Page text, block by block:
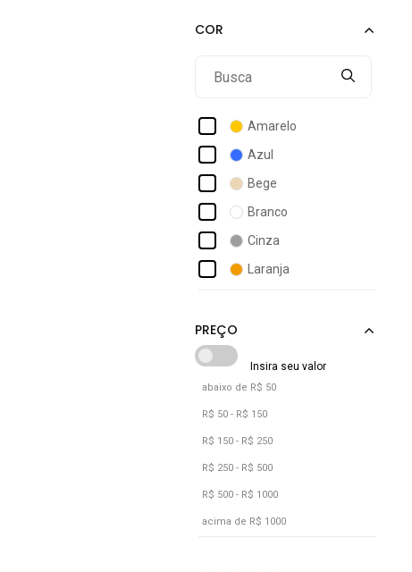
Amo Calçados
Amarelo
Azul
Bege
Branco
Cinza
Laranja
Prata
Preto
Rosa
Roxo
Verde
Vermelho
abaixo de R$ 50
R$ 50 - R$ 150
R$ 150 - R$ 250
R$ 250 - R$ 500
R$ 500 - R$ 1000
acima de R$ 1000